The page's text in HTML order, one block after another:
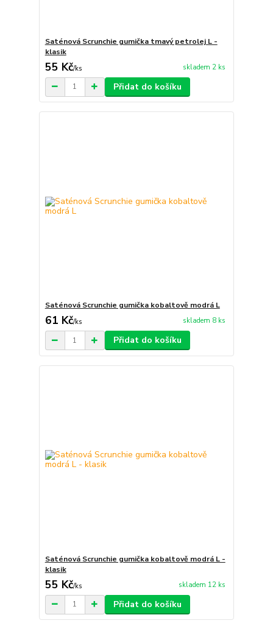
Saténová Scrunchie gumička tmavý petrolej L -
klasik
55 Kč/ks skladem 2 ks
Přidat do košíku
Saténová Scrunchie gumička kobaltově modrá L
61 Kč/ks skladem 8 ks
Přidat do košíku
Saténová Scrunchie gumička kobaltově modrá L -
klasik
55 Kč/ks skladem 12 ks
Přidat do košíku